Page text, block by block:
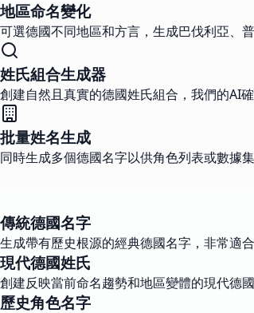
地區命名變化
可選德國不同地區和方言，生成巴伐利亞、
姓氏組合生成器
創建自然且真實的德國姓氏組合，我們的AI
批量姓名生成
同時生成多個德國名字以供角色列表或數據
傳統德國名字
生成帶有歷史根源的經典德國名字，非常適
現代德國姓氏
創建反映當前命名趨勢和地區變體的現代德國
歷史角色名字